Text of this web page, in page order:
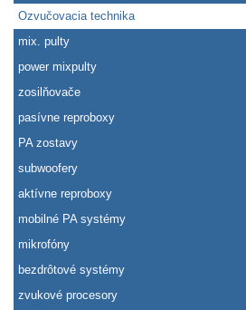
Ozvučovacia technika
mix. pulty
power mixpulty
zosilňovače
pasívne reproboxy
PA zostavy
subwoofery
aktívne reproboxy
mobilné PA systémy
mikrofóny
bezdrôtové systémy
zvukové procesory